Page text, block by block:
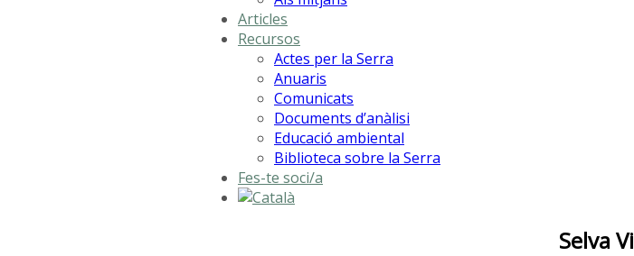
Articles
Recursos
Actes per la Serra
Anuaris
Comunicats
Documents d’anàlisi
Educació ambiental
Biblioteca sobre la Serra
Fes-te soci/a
Selva